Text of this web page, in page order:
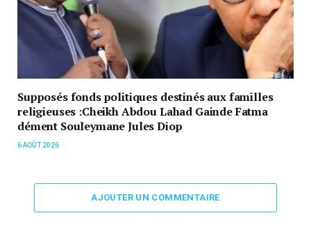
Supposés fonds politiques destinés aux familles
religieuses :Cheikh Abdou Lahad Gainde Fatma
dément Souleymane Jules Diop
6 AOÛT 2026
AJOUTER UN COMMENTAIRE